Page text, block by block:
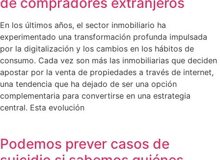
En los últimos años, el sector inmobiliario ha
experimentado una transformación profunda impulsada
por la digitalización y los cambios en los hábitos de
consumo. Cada vez son más las inmobiliarias que deciden
apostar por la venta de propiedades a través de internet,
una tendencia que ha dejado de ser una opción
complementaria para convertirse en una estrategia
central. Esta evolución
Podemos prever casos de